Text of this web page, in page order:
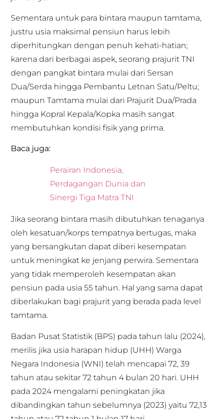
Sementara untuk para bintara maupun tamtama,
justru usia maksimal pensiun harus lebih
diperhitungkan dengan penuh kehati-hatian;
karena dari berbagai aspek, seorang prajurit TNI
dengan pangkat bintara mulai dari Sersan
Dua/Serda hingga Pembantu Letnan Satu/Peltu;
maupun Tamtama mulai dari Prajurit Dua/Prada
hingga Kopral Kepala/Kopka masih sangat
membutuhkan kondisi fisik yang prima.
Baca juga:
Perairan Indonesia,
Perdagangan Dunia dan
Sinergi Tiga Matra TNI
Jika seorang bintara masih dibutuhkan tenaganya
oleh kesatuan/korps tempatnya bertugas, maka
yang bersangkutan dapat diberi kesempatan
untuk meningkat ke jenjang perwira. Sementara
yang tidak memperoleh kesempatan akan
pensiun pada usia 55 tahun. Hal yang sama dapat
diberlakukan bagi prajurit yang berada pada level
tamtama.
Badan Pusat Statistik (BPS) pada tahun lalu (2024),
merilis jika usia harapan hidup (UHH) Warga
Negara Indonesia (WNI) telah mencapai 72, 39
tahun atau sekitar 72 tahun 4 bulan 20 hari. UHH
pada 2024 mengalami peningkatan jika
dibandingkan tahun sebelumnya (2023) yaitu 72,13